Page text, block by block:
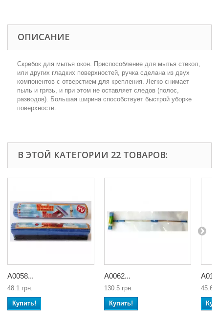
ОПИСАНИЕ
Скребок для мытья окон. Приспособление для мытья стекол,
или других гладких поверхностей, ручка сделана из двух
компонентов с отверстием для крепления. Легко снимает
пыль и грязь, и при этом не оставляет следов (полос,
разводов). Большая ширина способствует быстрой уборке
поверхности.
В ЭТОЙ КАТЕГОРИИ 22 ТОВАРОВ:
А0058...
48.1 грн.
Купить!
А0062...
130.5 грн.
Купить!
45.6